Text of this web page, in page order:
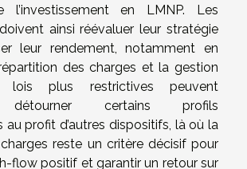
l’investissement en LMNP. Les
ainsi réévaluer leur stratégie
leur rendement, notamment en
des charges et la gestion
lois plus restrictives peuvent
détourner certains profils
au profit d’autres dispositifs, là où la
reste un critère décisif pour
flow positif et garantir un retour sur